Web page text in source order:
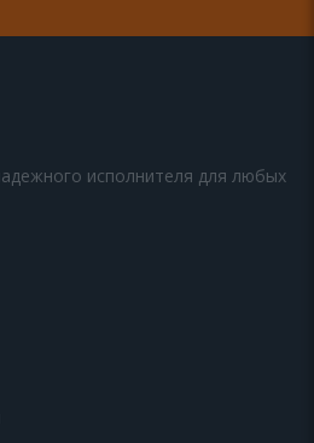
исполнителя для любых